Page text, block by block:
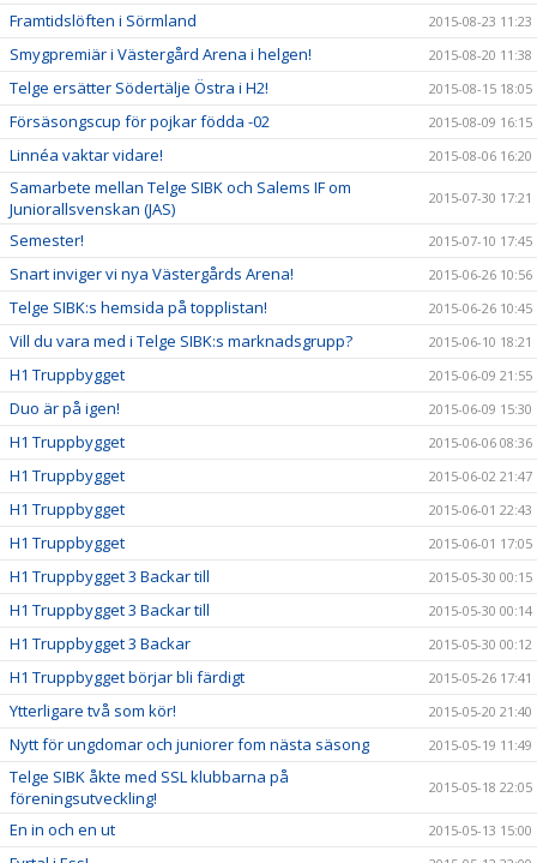
Framtidslöften i Sörmland 2015-08-23 11:23
Smygpremiär i Västergård Arena i helgen! 2015-08-20 11:38
Telge ersätter Södertälje Östra i H2! 2015-08-15 18:05
Försäsongscup för pojkar födda -02 2015-08-09 16:15
Linnéa vaktar vidare! 2015-08-06 16:20
Samarbete mellan Telge SIBK och Salems IF om
Juniorallsvenskan (JAS)
2015-07-30 17:21
Semester! 2015-07-10 17:45
Snart inviger vi nya Västergårds Arena! 2015-06-26 10:56
Telge SIBK:s hemsida på topplistan! 2015-06-26 10:45
Vill du vara med i Telge SIBK:s marknadsgrupp? 2015-06-10 18:21
H1 Truppbygget 2015-06-09 21:55
Duo är på igen! 2015-06-09 15:30
H1 Truppbygget 2015-06-06 08:36
H1 Truppbygget 2015-06-02 21:47
H1 Truppbygget 2015-06-01 22:43
H1 Truppbygget 2015-06-01 17:05
H1 Truppbygget 3 Backar till 2015-05-30 00:15
H1 Truppbygget 3 Backar till 2015-05-30 00:14
H1 Truppbygget 3 Backar 2015-05-30 00:12
H1 Truppbygget börjar bli färdigt 2015-05-26 17:41
Ytterligare två som kör! 2015-05-20 21:40
Nytt för ungdomar och juniorer fom nästa säsong 2015-05-19 11:49
Telge SIBK åkte med SSL klubbarna på
föreningsutveckling!
2015-05-18 22:05
En in och en ut 2015-05-13 15:00